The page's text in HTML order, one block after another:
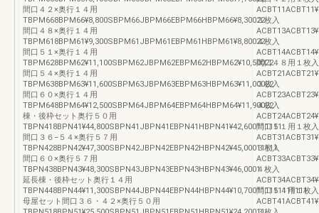
間口４２×奥行１４用
TBPM668BPM66¥8,800SBPM66JBPM66EBPM66HBPM66¥8,30022
間口４８×奥行１４用
TBPM618BPM61¥9,300SBPM61JBPM61EBPM61HBPM61¥8,80022
間口５１×奥行１４用
TBPM628BPM62¥11,100SBPM62JBPM62EBPM62HBPM62¥10,50022
間口５４×奥行１４用
TBPM638BPM63¥11,600SBPM63JBPM63EBPM63HBPM63¥11,00022
間口６０×奥行１４用
TBPM648BPM64¥12,500SBPM64JBPM64EBPM64HBPM64¥11,90022
棟・後枠セット奥行５０用
TBPN418BPN41¥44,800SBPN41JBPN41EBPN41HBPN41¥42,600111111
間口３６−５４×奥行５７用
TBPN428BPN42¥47,300SBPN42JBPN42EBPN42HBPN42¥45,00011111
間口６０×奥行５７用
TBPN438BPN43¥48,300SBPN43JBPN43EBPN43HBPN43¥46,0001
延長棟・後枠セット奥行１４用
TBPN448BPN44¥11,300SBPN44JBPN44EBPN44HBPN44¥10,700111111111111
母屋セット間口３６・４２×奥行５０用
３枚入
４枚入
間口４８用１枚入
３枚入
４枚入
間口５１用１枚入
３枚入
４枚入
間口５４用１枚入